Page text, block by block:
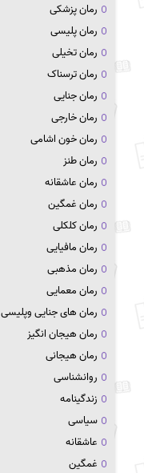
رمان پزشکی
رمان پلیسی
رمان تخیلی
رمان ترسناک
رمان جنایی
رمان خارجی
رمان خون اشامی
رمان طنز
رمان عاشقانه
رمان غمگین
رمان کلکلی
رمان مافیایی
رمان مذهبی
رمان معمایی
رمان های جنایی وپلیسی
رمان هیجان انگیز
رمان هیجانی
روانشناسی
زندگینامه
سیاسی
عاشقانه
غمگین